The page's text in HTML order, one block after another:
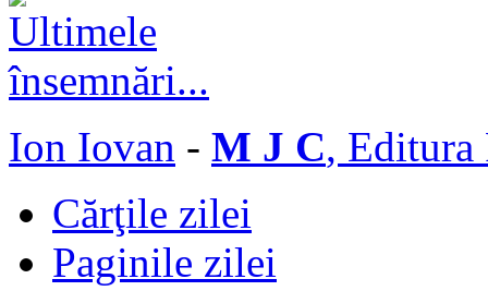
Ion Iovan - M J C, Editura
Cărţile zilei
Paginile zilei